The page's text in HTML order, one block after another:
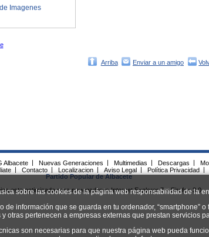
sobre las cookies de la página web responsabilidad de la
información que se guarda en tu ordenador, “smartphone”
otras pertenecen a empresas externas que prestan servicios
son necesarias para que nuestra página web pueda
Imagenes
Arriba Enviar a un amigo
Albacete Nuevas Generaciones Multimedias Descargas
Contacto Localizacion Aviso Legal Política Privacidad
Partido Popular de Albacete
esta optimizada para navegadores Internet Explorer 7 y Firefox 3.0.